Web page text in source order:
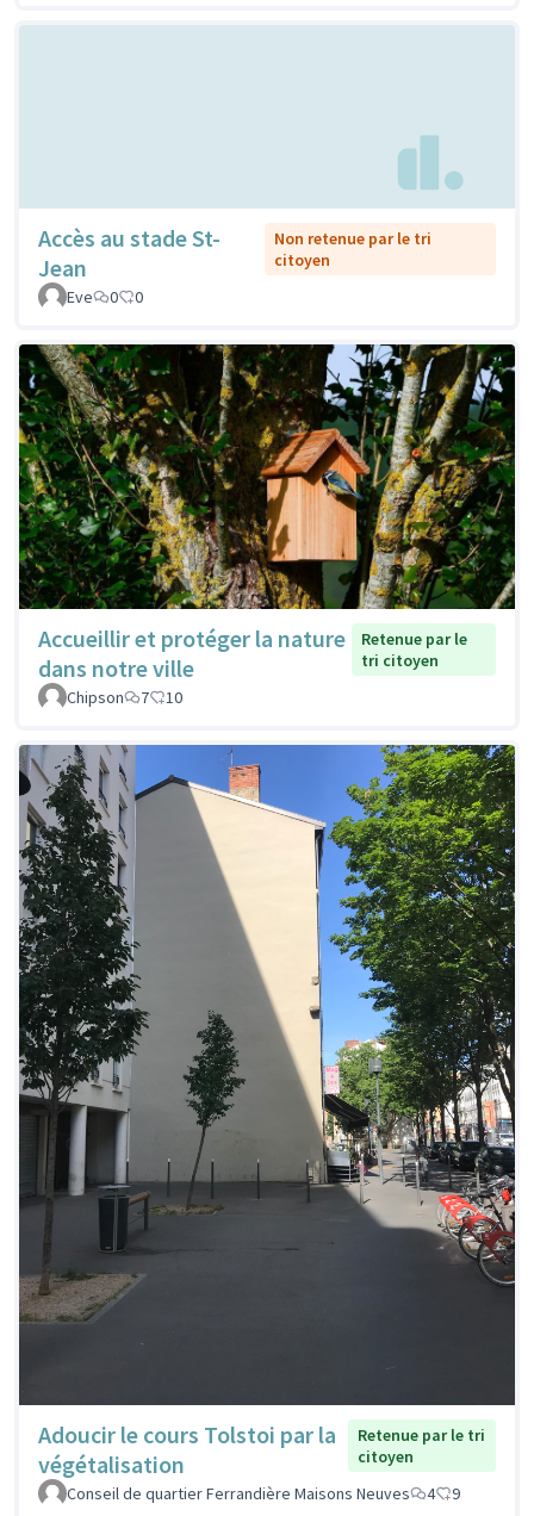
Accès au stade St-
Jean
Non retenue par le tri
citoyen
Eve
0 0
Accueillir et protéger la nature
dans notre ville
Retenue par le
tri citoyen
Chipson
7 10
Adoucir le cours Tolstoi par la
végétalisation
Retenue par le tri
citoyen
Conseil de quartier Ferrandière Maisons Neuves
4 9